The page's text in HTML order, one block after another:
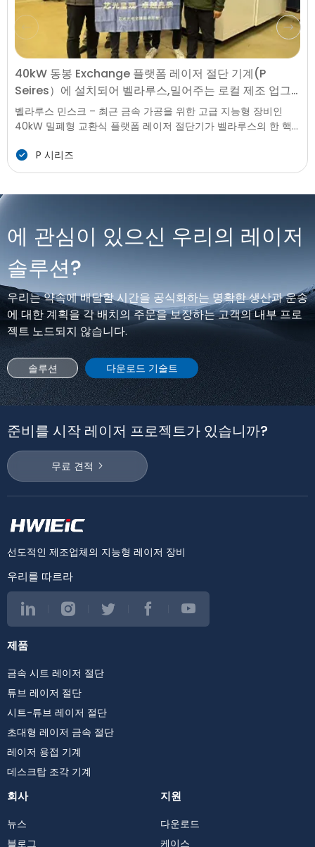
40kW 동봉 Exchange 플랫폼 레이저 절단 기계(P
Seires）에 설치되어 벨라루스,밀어주는 로컬 제조 업그
레이드
벨라루스 민스크 – 최근 금속 가공을 위한 고급 지능형 장비인
40kW 밀폐형 교환식 플랫폼 레이저 절단기가 벨라루스의 한 핵
는 인프라 건설과 농업 기계 제조 분야에서 강한 수요에 직면한 벨
라루스 제조업에 첨단의 고효율·고정밀 생산 역량을 제공하며, 현
P 시리즈
에 관심이 있으신 우리의 레이저
솔루션?
우리는 약속에 배달할 시간을 공식화하는 명확한 생산과 운송
에 대한 계획을 각 배치의 주문을 보장하는 고객의 내부 프로
젝트 노드되지 않습니다.
솔루션 다운로드 기술트
준비를 시작 레이저 프로젝트가 있습니까?
무료 견적
선도적인 제조업체의 지능형 레이저 장비
우리를 따르라
제품
금속 시트 레이저 절단
튜브 레이저 절단
시트-튜브 레이저 절단
초대형 레이저 금속 절단
레이저 용접 기계
데스크탑 조각 기계
회사
뉴스
블로그
지원
다운로드
케이스